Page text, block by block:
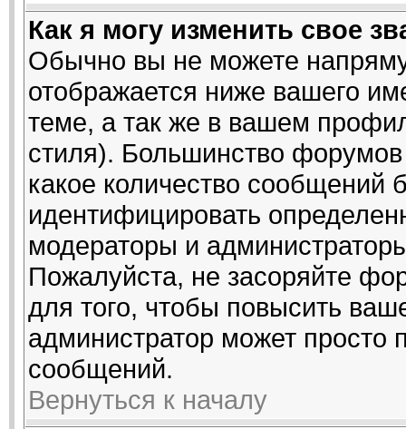
Как я могу изменить свое
Обычно вы не можете
отображается ниже вашего
теме, а так же в вашем
стиля). Большинство форумов
какое количество сообщений
идентифицировать
модераторы и
Пожалуйста, не засоряйте
для того, чтобы повысить
администратор может просто
сообщений.
Вернуться к началу